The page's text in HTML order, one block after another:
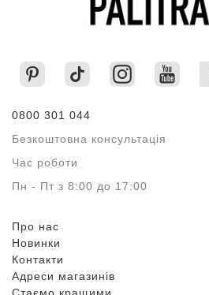
0800 301 044
Безкоштовна консультація
Час роботи
Пн - Пт з 8:00 до 17:00
Про нас
Новинки
Контакти
Адреси магазинів
Стаємо кращими